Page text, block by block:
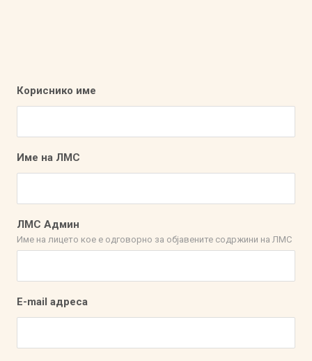
Кориснико име
Име на ЛМС
ЛМС Админ
Име на лицето кое е одговорно за објавените содржини на ЛМС
E-mail адреса